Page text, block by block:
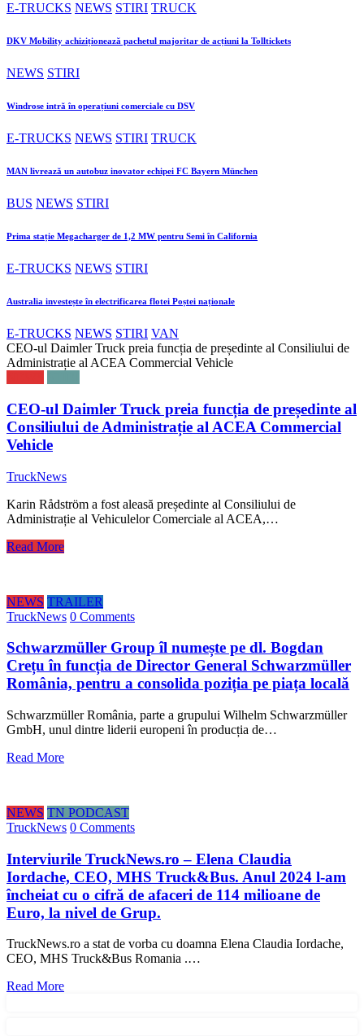
E-TRUCKS NEWS STIRI TRUCK
DKV Mobility achiziționează pachetul majoritar de acțiuni la Tolltickets
NEWS STIRI
Windrose intră în operațiuni comerciale cu DSV
E-TRUCKS NEWS STIRI TRUCK
MAN livrează un autobuz inovator echipei FC Bayern München
BUS NEWS STIRI
Prima stație Megacharger de 1,2 MW pentru Semi în California
E-TRUCKS NEWS STIRI
Australia investește în electrificarea flotei Poștei naționale
E-TRUCKS NEWS STIRI VAN
CEO-ul Daimler Truck preia funcția de președinte al Consiliului de
Administrație al ACEA Commercial Vehicle
CEO-ul Daimler Truck preia funcția de președinte al
Consiliului de Administrație al ACEA Commercial
Vehicle
TruckNews
Karin Rådström a fost aleasă președinte al Consiliului de
Administrație al Vehiculelor Comerciale al ACEA,…
Read More
NEWS TRAILER
TruckNews 0 Comments
Schwarzmüller Group îl numește pe dl. Bogdan
Crețu în funcția de Director General Schwarzmüller
România, pentru a consolida poziția pe piața locală
Schwarzmüller România, parte a grupului Wilhelm Schwarzmüller
GmbH, unul dintre liderii europeni în producția de…
Read More
NEWS TN PODCAST
TruckNews 0 Comments
Interviurile TruckNews.ro – Elena Claudia
Iordache, CEO, MHS Truck&Bus. Anul 2024 l-am
încheiat cu o cifră de afaceri de 114 milioane de
Euro, la nivel de Grup.
TruckNews.ro a stat de vorba cu doamna Elena Claudia Iordache,
CEO, MHS Truck&Bus Romania .…
Read More